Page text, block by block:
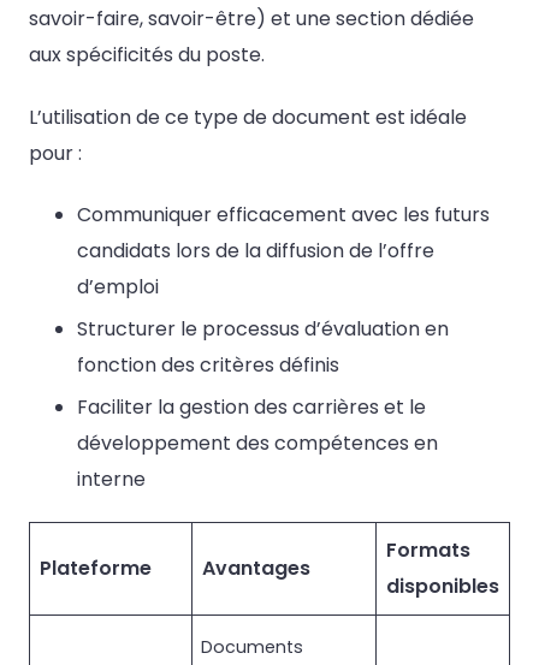
savoir-faire, savoir-être) et une section dédiée
aux spécificités du poste.
L’utilisation de ce type de document est idéale
pour :
Communiquer efficacement avec les futurs
candidats lors de la diffusion de l’offre
d’emploi
Structurer le processus d’évaluation en
fonction des critères définis
Faciliter la gestion des carrières et le
développement des compétences en
interne
Plateforme Avantages
Formats
disponibles
Documents